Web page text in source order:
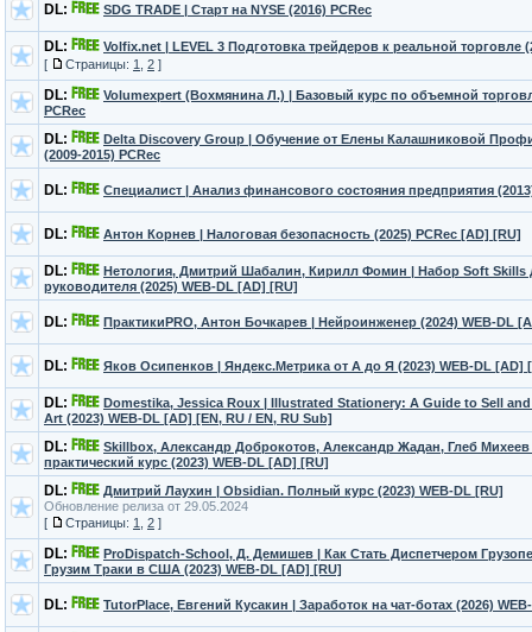
DL: SDG TRADE | Старт на NYSE (2016) PCRec
DL:
Volfix.net | LEVEL 3 Подготовка трейдеров к реальной торговле
[
Страницы: 1 2 ]
DL:
Volumexpert (Вохмянина Л.) | Базовый курс по объемной
PCRec
DL:
Delta Discovery Group | Обучение от Елены Калашниковой
(2009-2015) PCRec
DL: Специалист | Анализ финансового состояния предприятия
DL: Антон Корнев | Налоговая безопасность (2025) PCRec [AD] [RU]
DL:
Нетология, Дмитрий Шабалин, Кирилл Фомин | Набор Soft Skills
руководителя (2025) WEB-DL [AD] [RU]
DL: ПрактикиPRO, Антон Бочкарев | Нейроинженер (2024) WEB-DL
DL: Яков Осипенков | Яндекс.Метрика от А до Я (2023) WEB-DL [AD]
DL:
Domestika, Jessica Roux | Illustrated Stationery: A Guide to Sell and
Art (2023) WEB-DL [AD] [EN, RU / EN, RU Sub]
DL:
Skillbox, Александр Доброкотов, Александр Жадан, Глеб
практический курс (2023) WEB-DL [AD] [RU]
DL:
Дмитрий Лаухин | Obsidian. Полный курс (2023) WEB-DL [RU]
Обновление релиза от 29.05.2024
[
Страницы: 1 2 ]
DL:
ProDispatch-School, Д. Демишев | Как Стать Диспетчером
Грузим Траки в США (2023) WEB-DL [AD] [RU]
DL: TutorPlace, Евгений Кусакин | Заработок на чат-ботах (2026)